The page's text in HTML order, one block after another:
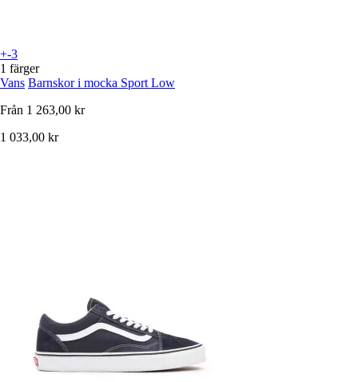
+-3
1 färger
Vans Barnskor i mocka Sport Low
Från 1 263,00 kr
1 033,00 kr